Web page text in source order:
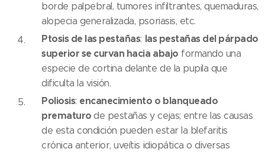
borde palpebral, tumores infiltrantes, quemaduras,
alopecia generalizada, psoriasis, etc.
Ptosis de las pestañas: las pestañas del párpado
superior se curvan hacia abajo formando una
especie de cortina delante de la pupila que
dificulta la visión.
Poliosis: encanecimiento o blanqueado
prematurode pestañas y cejas; entre las causas
de esta condición pueden estar la blefaritis
crónica anterior, uveítis idiopática o diversas